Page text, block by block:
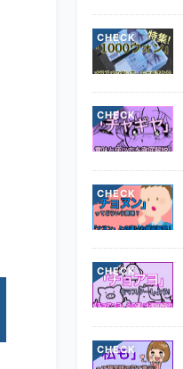
CHECK
CHECK
CHECK
CHECK
CHECK